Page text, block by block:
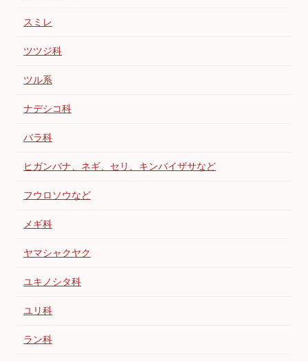
スミレ
ツツジ科
ツル系
ナデシコ科
バラ科
ヒガンバナ、ネギ、セリ、キンバイザサなど
フウロソウなど
メギ科
ヤマシャクヤク
ユキノシタ科
ユリ科
ラン科